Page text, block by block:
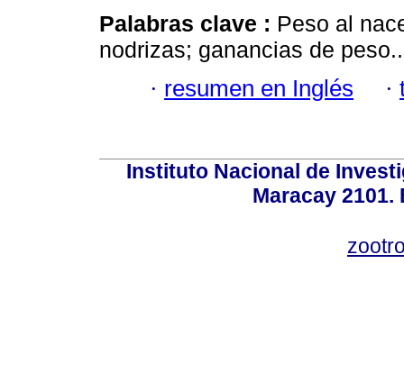
Palabras clave : Peso al
nodrizas; ganancias de peso..
· resumen en Inglés ·
Instituto Nacional de
Maracay 2101.